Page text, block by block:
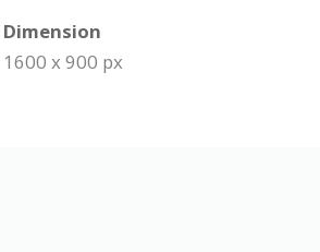
Dimension
1600 x 900 px